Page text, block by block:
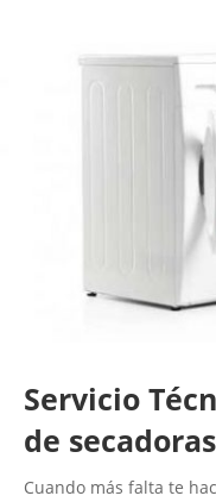
Servicio
de
Cuando más falta te